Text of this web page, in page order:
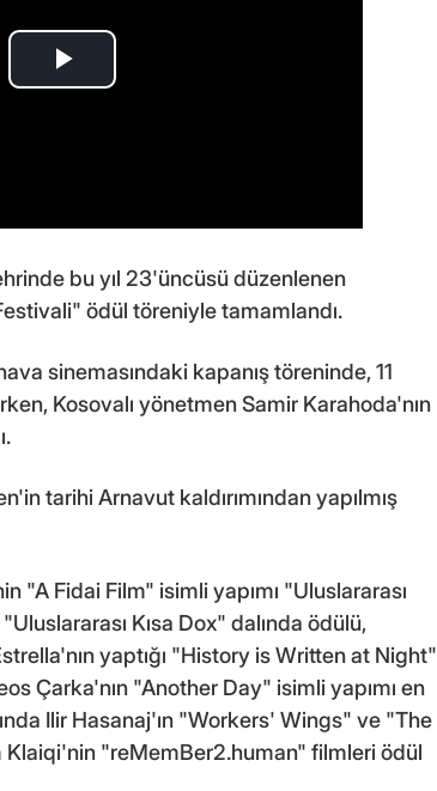
bu yıl 23'üncüsü düzenlenen
ödül töreniyle tamamlandı.
sinemasındaki kapanış töreninde, 11
Kosovalı yönetmen Samir Karahoda'nın
tarihi Arnavut kaldırımından yapılmış
"A Fidai Film" isimli yapımı "Uluslararası
Kısa Dox" dalında ödülü,
yaptığı "History is Written at Night"
Çarka'nın "Another Day" isimli yapımı en
Ilir Hasanaj'ın "Workers' Wings" ve "The
Klaiqi'nin "reMemBer2.human" filmleri ödül